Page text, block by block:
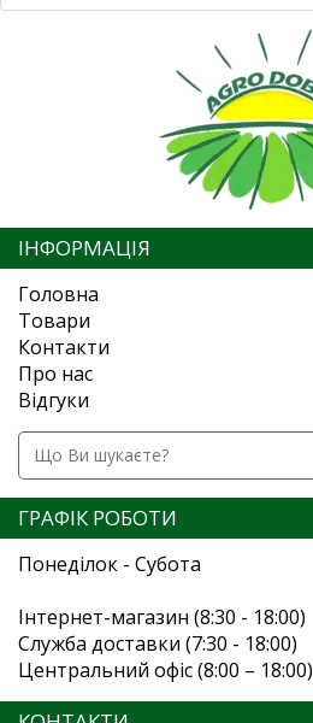
ІНФОРМАЦІЯ
Головна
Товари
Контакти
Про нас
Відгуки
ГРАФІК РОБОТИ
Понеділок - Субота
Інтернет-магазин (8:30 - 18:00)
Служба доставки (7:30 - 18:00)
Центральний офіс (8:00 – 18:00)